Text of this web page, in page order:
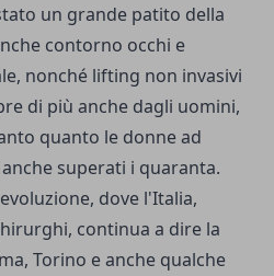
un grande patito della
contorno occhi e
nonché lifting non invasivi
di più anche dagli uomini,
quanto le donne ad
superati i quaranta.
dove l'Italia,
continua a dire la
Torino e anche qualche